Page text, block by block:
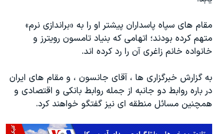
مقام های سپاه پاسداران پیشتر او را به «براندازی نرم»
متهم کرده بودند؛ اتهامی که بنیاد تامسون رویترز و
خانواده خانم زاغری آن را رد کرده اند.
به گزارش خبرگزاری ها ، آقای جانسون ، و مقام های ایران
در باره روابط دو جانبه از جمله روابط بانکی و اقتصادی و
همچنین مسائل منطقه ای نیز گفتگو خواهند کرد.